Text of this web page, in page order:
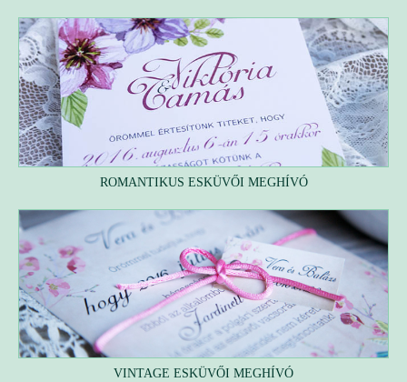
ROMANTIKUS ESKÜVŐI MEGHÍVÓ
VINTAGE ESKÜVŐI MEGHÍVÓ